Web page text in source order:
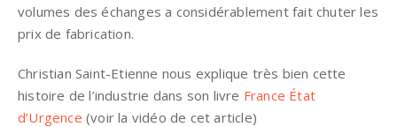
volumes des échanges a considérablement fait chuter les
prix de fabrication.
Christian Saint-Etienne nous explique très bien cette
histoire de l’industrie dans son livre France État
d’Urgence (voir la vidéo de cet article)